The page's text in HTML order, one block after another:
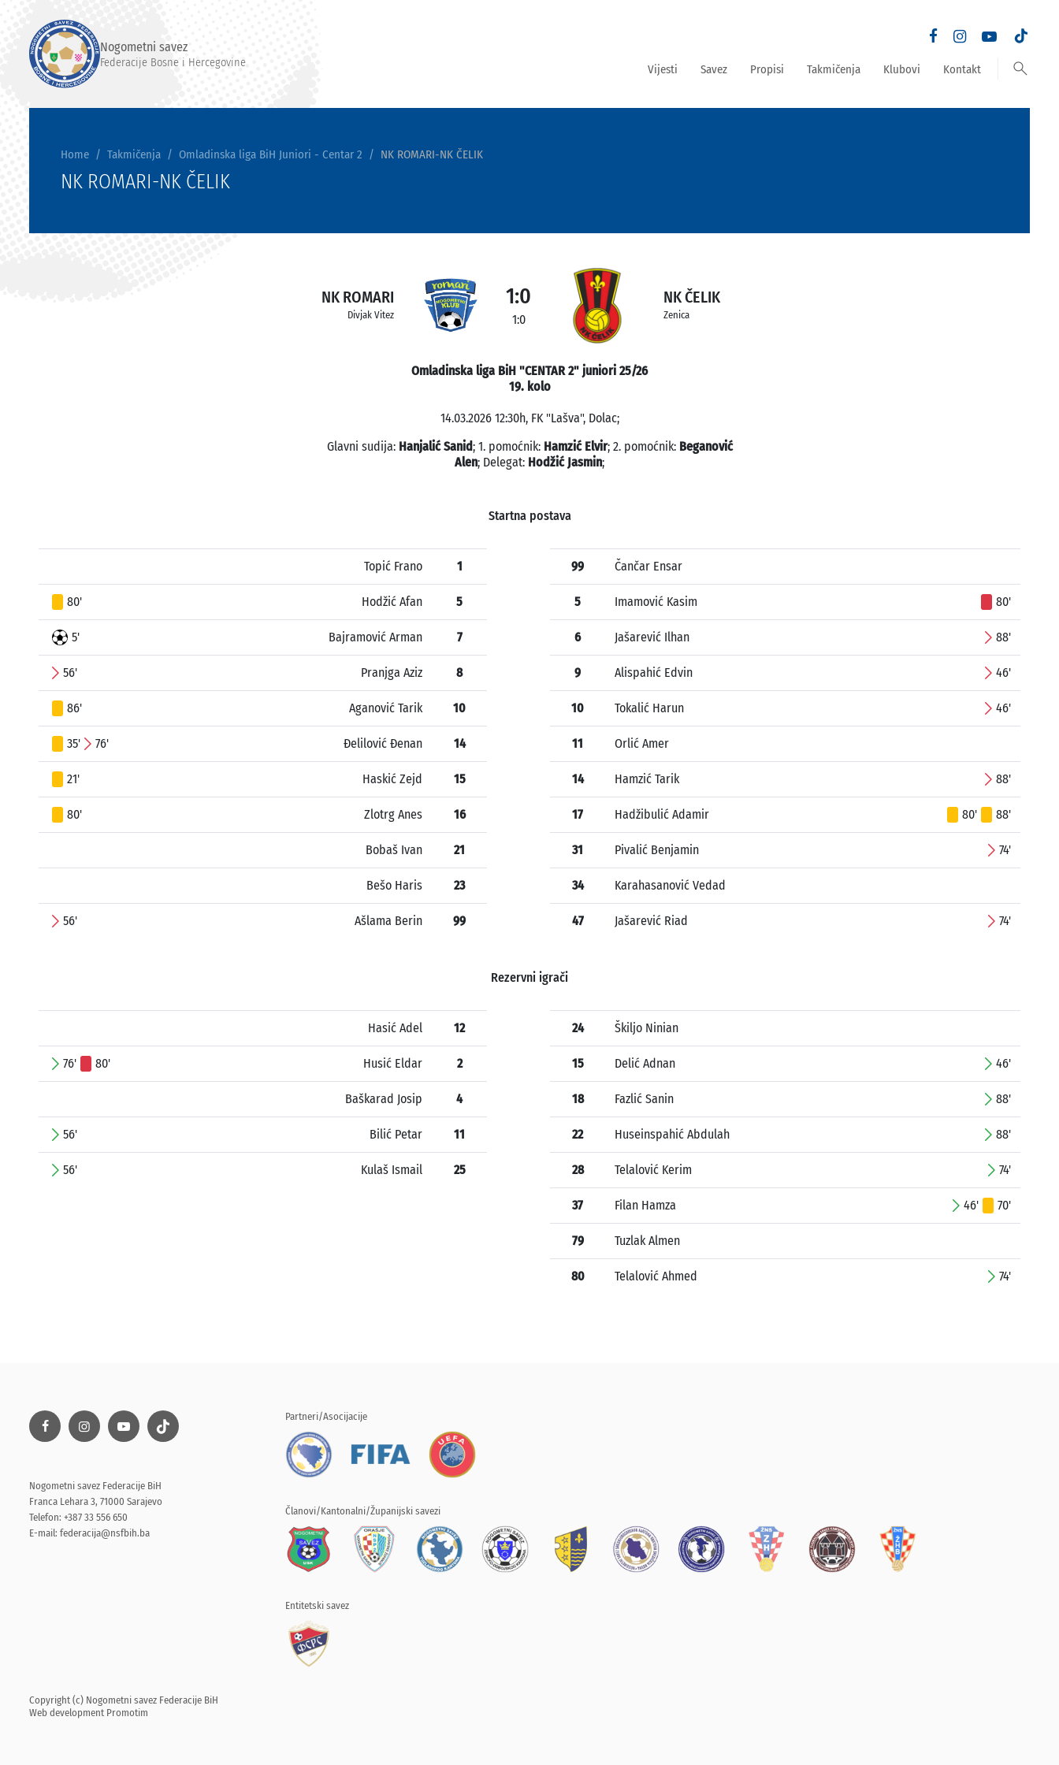
Nogometni savez
Federacije Bosne i Hercegovine Vijesti Savez Propisi Takmičenja Klubovi Kontakt search
Home Takmičenja Omladinska liga BiH Juniori - Centar 2 NK ROMARI-NK ČELIK
NK ROMARI-NK ČELIK
NK ROMARI
Divjak Vitez
1:0
1:0
NK ČELIK
Zenica
Omladinska liga BiH "CENTAR 2" juniori 25/26
19. kolo
14.03.2026 12:30h, FK "Lašva", Dolac;
Glavni sudija: Hanjalić Sanid; 1. pomoćnik: Hamzić Elvir; 2. pomoćnik: Beganović
Alen; Delegat: Hodžić Jasmin;
Startna postava
Topić Frano 1
80' Hodžić Afan 5
5' Bajramović Arman 7
56' Pranjga Aziz 8
86' Aganović Tarik 10
35' 76' Đelilović Đenan 14
21' Haskić Zejd 15
80' Zlotrg Anes 16
Bobaš Ivan 21
Bešo Haris 23
56' Ašlama Berin 99
99 Čančar Ensar
5 Imamović Kasim 80'
6 Jašarević Ilhan 88'
9 Alispahić Edvin 46'
10 Tokalić Harun 46'
11 Orlić Amer
14 Hamzić Tarik 88'
17 Hadžibulić Adamir 80' 88'
31 Pivalić Benjamin 74'
34 Karahasanović Vedad
47 Jašarević Riad 74'
Rezervni igrači
Hasić Adel 12
76' 80' Husić Eldar 2
Baškarad Josip 4
56' Bilić Petar 11
56' Kulaš Ismail 25
24 Škiljo Ninian
15 Delić Adnan 46'
18 Fazlić Sanin 88'
22 Huseinspahić Abdulah 88'
28 Telalović Kerim 74'
37 Filan Hamza 46' 70'
79 Tuzlak Almen
80 Telalović Ahmed 74'
Nogometni savez Federacije BiH
Franca Lehara 3, 71000 Sarajevo
Telefon: +387 33 556 650
E-mail: federacija@nsfbih.ba
Partneri/Asocijacije
Članovi/Kantonalni/Županijski savezi
Entitetski savez
Copyright (c) Nogometni savez Federacije BiH
Web development Promotim